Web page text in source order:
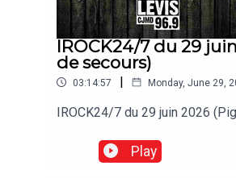
IROCK24/7 du 29
de secours)
03:14:57 | Monday, June 29,
Play